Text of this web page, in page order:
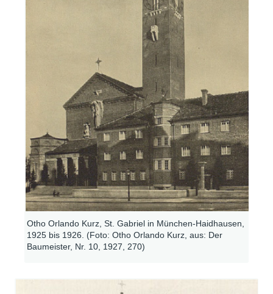
Otho Orlando Kurz, St. Gabriel in München-Haidhausen,
1925 bis 1926. (Foto: Otho Orlando Kurz, aus: Der
Baumeister, Nr. 10, 1927, 270)